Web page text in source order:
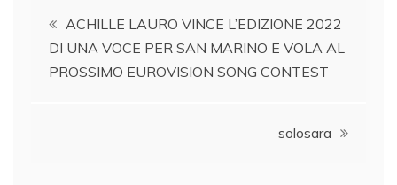
Post
navigation
ACHILLE LAURO VINCE L’EDIZIONE 2022
DI UNA VOCE PER SAN MARINO E VOLA AL
PROSSIMO EUROVISION SONG CONTEST
solosara